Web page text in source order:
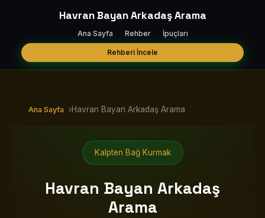
Havran Bayan Arkadaş Arama
Ana Sayfa Rehber İpuçları
Rehberi İncele
Ana Sayfa ›Havran Bayan Arkadaş Arama
Kalpten Bağ Kurmak
Havran Bayan Arkadaş
Arama